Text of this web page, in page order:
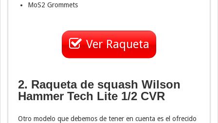
MoS2 Grommets
Ver Raqueta
2. Raqueta de squash Wilson
Hammer Tech Lite 1/2 CVR
Otro modelo que debemos de tener en cuenta es el ofrecido